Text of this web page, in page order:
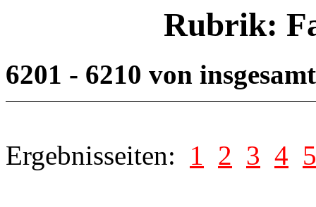
Rubrik:
6201 - 6210 von
Ergebnisseiten: 1 2 3 4 5